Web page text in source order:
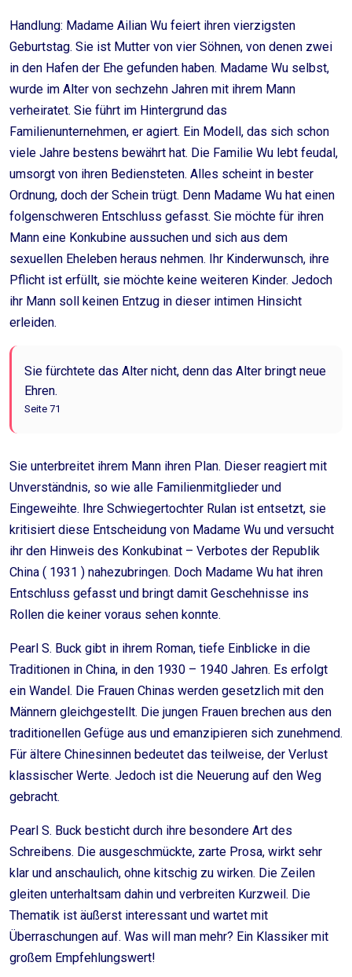
Handlung: Madame Ailian Wu feiert ihren vierzigsten
Geburtstag. Sie ist Mutter von vier Söhnen, von denen zwei
in den Hafen der Ehe gefunden haben. Madame Wu selbst,
wurde im Alter von sechzehn Jahren mit ihrem Mann
verheiratet. Sie führt im Hintergrund das
Familienunternehmen, er agiert. Ein Modell, das sich schon
viele Jahre bestens bewährt hat. Die Familie Wu lebt feudal,
umsorgt von ihren Bediensteten. Alles scheint in bester
Ordnung, doch der Schein trügt. Denn Madame Wu hat einen
folgenschweren Entschluss gefasst. Sie möchte für ihren
Mann eine Konkubine aussuchen und sich aus dem
sexuellen Eheleben heraus nehmen. Ihr Kinderwunsch, ihre
Pflicht ist erfüllt, sie möchte keine weiteren Kinder. Jedoch
ihr Mann soll keinen Entzug in dieser intimen Hinsicht
erleiden.
Sie fürchtete das Alter nicht, denn das Alter bringt neue
Ehren.
Seite 71
Sie unterbreitet ihrem Mann ihren Plan. Dieser reagiert mit
Unverständnis, so wie alle Familienmitglieder und
Eingeweihte. Ihre Schwiegertochter Rulan ist entsetzt, sie
kritisiert diese Entscheidung von Madame Wu und versucht
ihr den Hinweis des Konkubinat – Verbotes der Republik
China ( 1931 ) nahezubringen. Doch Madame Wu hat ihren
Entschluss gefasst und bringt damit Geschehnisse ins
Rollen die keiner voraus sehen konnte.
Pearl S. Buck gibt in ihrem Roman, tiefe Einblicke in die
Traditionen in China, in den 1930 – 1940 Jahren. Es erfolgt
ein Wandel. Die Frauen Chinas werden gesetzlich mit den
Männern gleichgestellt. Die jungen Frauen brechen aus den
traditionellen Gefüge aus und emanzipieren sich zunehmend.
Für ältere Chinesinnen bedeutet das teilweise, der Verlust
klassischer Werte. Jedoch ist die Neuerung auf den Weg
gebracht.
Pearl S. Buck besticht durch ihre besondere Art des
Schreibens. Die ausgeschmückte, zarte Prosa, wirkt sehr
klar und anschaulich, ohne kitschig zu wirken. Die Zeilen
gleiten unterhaltsam dahin und verbreiten Kurzweil. Die
Thematik ist äußerst interessant und wartet mit
Überraschungen auf. Was will man mehr? Ein Klassiker mit
großem Empfehlungswert!